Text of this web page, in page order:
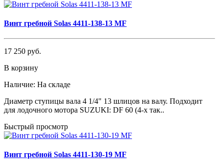
Винт гребной Solas 4411-138-13 MF
17 250 руб.
В корзину
Наличие: На складе
Диаметр ступицы вала 4 1/4" 13 шлицов на валу. Подходит
для лодочного мотора SUZUKI: DF 60 (4-х так..
Быстрый просмотр
Винт гребной Solas 4411-130-19 MF